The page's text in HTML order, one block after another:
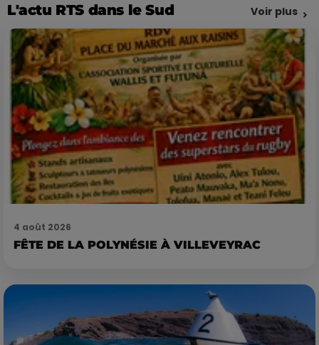
L'actu RTS dans le Sud Voir plus
4 août 2026
FÊTE DE LA POLYNÉSIE À VILLEVEYRAC